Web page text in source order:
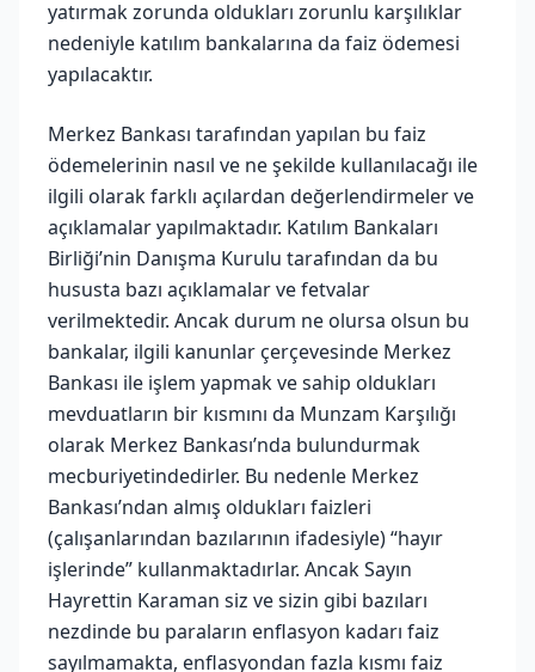
yatırmak zorunda oldukları zorunlu karşılıklar
nedeniyle katılım bankalarına da faiz ödemesi
yapılacaktır.
Merkez Bankası tarafından yapılan bu faiz
ödemelerinin nasıl ve ne şekilde kullanılacağı ile
ilgili olarak farklı açılardan değerlendirmeler ve
açıklamalar yapılmaktadır. Katılım Bankaları
Birliği’nin Danışma Kurulu tarafından da bu
hususta bazı açıklamalar ve fetvalar
verilmektedir. Ancak durum ne olursa olsun bu
bankalar, ilgili kanunlar çerçevesinde Merkez
Bankası ile işlem yapmak ve sahip oldukları
mevduatların bir kısmını da Munzam Karşılığı
olarak Merkez Bankası’nda bulundurmak
mecburiyetindedirler. Bu nedenle Merkez
Bankası’ndan almış oldukları faizleri
(çalışanlarından bazılarının ifadesiyle) “hayır
işlerinde” kullanmaktadırlar. Ancak Sayın
Hayrettin Karaman siz ve sizin gibi bazıları
nezdinde bu paraların enflasyon kadarı faiz
sayılmamakta, enflasyondan fazla kısmı faiz